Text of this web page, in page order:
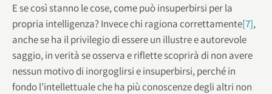
E se così stanno le cose, come può insuperbirsi per la
propria intelligenza? Invece chi ragiona correttamente[7],
anche se ha il privilegio di essere un illustre e autorevole
saggio, in verità se osserva e riflette scoprirà di non avere
nessun motivo di inorgoglirsi e insuperbirsi, perché in
fondo l’intellettuale che ha più conoscenze degli altri non